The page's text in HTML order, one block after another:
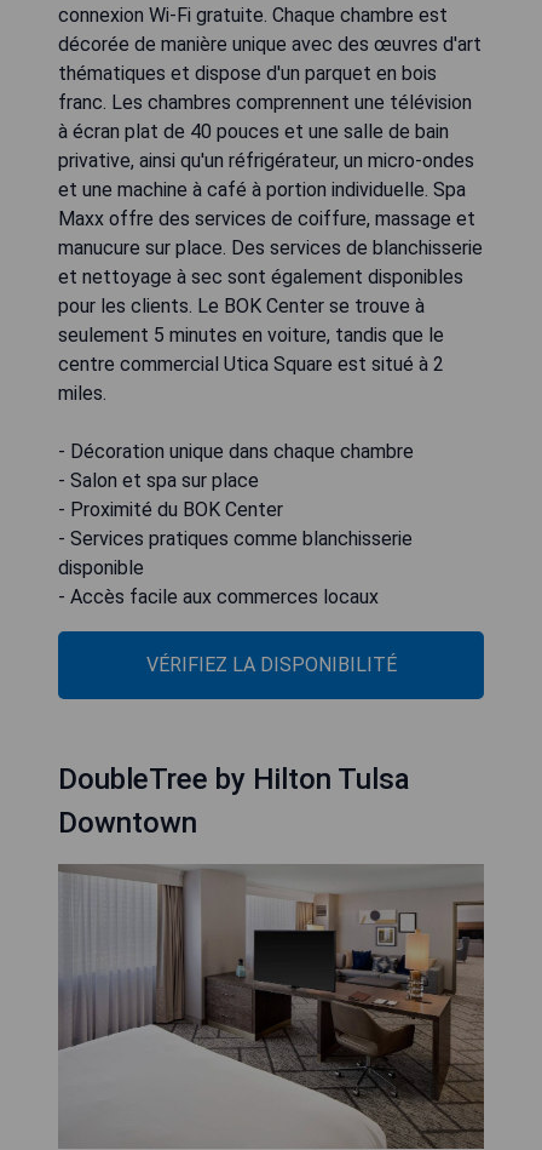
connexion Wi-Fi gratuite. Chaque chambre est
décorée de manière unique avec des œuvres d'art
thématiques et dispose d'un parquet en bois
franc. Les chambres comprennent une télévision
à écran plat de 40 pouces et une salle de bain
privative, ainsi qu'un réfrigérateur, un micro-ondes
et une machine à café à portion individuelle. Spa
Maxx offre des services de coiffure, massage et
manucure sur place. Des services de blanchisserie
et nettoyage à sec sont également disponibles
pour les clients. Le BOK Center se trouve à
seulement 5 minutes en voiture, tandis que le
centre commercial Utica Square est situé à 2
miles.
- Décoration unique dans chaque chambre
- Salon et spa sur place
- Proximité du BOK Center
- Services pratiques comme blanchisserie
disponible
- Accès facile aux commerces locaux
VÉRIFIEZ LA DISPONIBILITÉ
DoubleTree by Hilton Tulsa
Downtown